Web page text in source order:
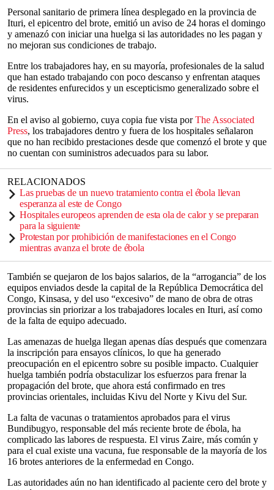
Personal sanitario de primera línea desplegado en la provincia de
Ituri, el epicentro del brote, emitió un aviso de 24 horas el domingo
y amenazó con iniciar una huelga si las autoridades no les pagan y
no mejoran sus condiciones de trabajo.
Entre los trabajadores hay, en su mayoría, profesionales de la salud
que han estado trabajando con poco descanso y enfrentan ataques
de residentes enfurecidos y un escepticismo generalizado sobre el
virus.
En el aviso al gobierno, cuya copia fue vista porThe Associated
Press, los trabajadores dentro y fuera de los hospitales señalaron
que no han recibido prestaciones desde que comenzó el brote y que
no cuentan con suministros adecuados para su labor.
RELACIONADOS
Las pruebas de un nuevo tratamiento contra el ébola llevan
esperanza al este de Congo
Hospitales europeos aprenden de esta ola de calor y se preparan
para la siguiente
Protestan por prohibición de manifestaciones en el Congo
mientras avanza el brote de ébola
También se quejaron de los bajos salarios, de la “arrogancia” de los
equipos enviados desde la capital de la República Democrática del
Congo, Kinsasa, y del uso “excesivo” de mano de obra de otras
provincias sin priorizar a los trabajadores locales en Ituri, así como
de la falta de equipo adecuado.
Las amenazas de huelga llegan apenas días después que comenzara
la inscripción para ensayos clínicos, lo que ha generado
preocupación en el epicentro sobre su posible impacto. Cualquier
huelga también podría obstaculizar los esfuerzos para frenar la
propagación del brote, que ahora está confirmado en tres
provincias orientales, incluidas Kivu del Norte y Kivu del Sur.
La falta de vacunas o tratamientos aprobados para el virus
Bundibugyo, responsable del más reciente brote de ébola, ha
complicado las labores de respuesta. El virus Zaire, más común y
para el cual existe una vacuna, fue responsable de la mayoría de los
16 brotes anteriores de la enfermedad en Congo.
Las autoridades aún no han identificado al paciente cero del brote y